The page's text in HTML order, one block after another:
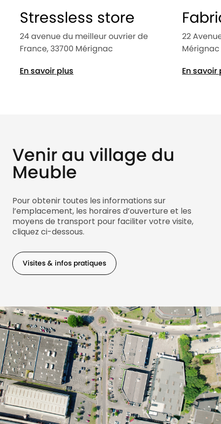
Stressless store
24 avenue du meilleur ouvrier de
France, 33700 Mérignac
En savoir plus
22
Mérignac
En savoir
Venir au village du
Meuble
Pour obtenir toutes les informations sur
l’emplacement, les horaires d’ouverture et les
moyens de transport pour faciliter votre visite,
cliquez ci-dessous.
Visites & infos pratiques